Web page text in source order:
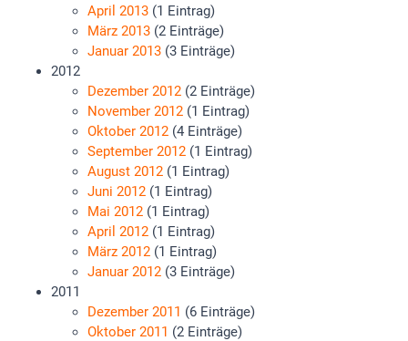
April 2013 (1 Eintrag)
März 2013 (2 Einträge)
Januar 2013 (3 Einträge)
2012
Dezember 2012 (2 Einträge)
November 2012 (1 Eintrag)
Oktober 2012 (4 Einträge)
September 2012 (1 Eintrag)
August 2012 (1 Eintrag)
Juni 2012 (1 Eintrag)
Mai 2012 (1 Eintrag)
April 2012 (1 Eintrag)
März 2012 (1 Eintrag)
Januar 2012 (3 Einträge)
2011
Dezember 2011 (6 Einträge)
Oktober 2011 (2 Einträge)